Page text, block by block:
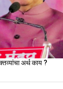
अर्थ काय ?